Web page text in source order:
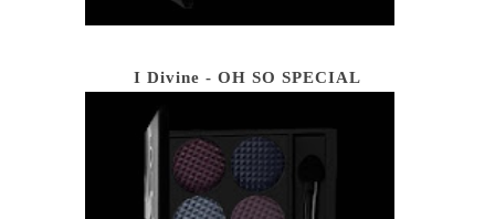
I Divine - OH SO SPECIAL